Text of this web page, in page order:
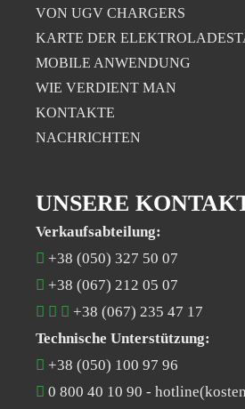
VON UGV CHARGERS
KARTE DER
MOBILE ANWENDUNG
WIE VERDIENT MAN
KONTAKTE
NACHRICHTEN
UNSERE
Verkaufsabteilung:
+38 (050) 327 50 07
+38 (067) 212 05 07
+38 (067) 235 47 17
Technische Unterstützung:
+38 (050) 100 97 96
0 800 40 10 90 -